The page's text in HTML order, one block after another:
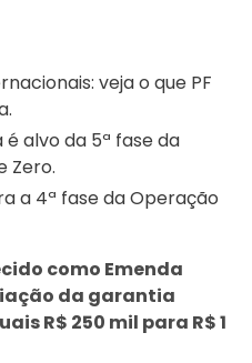
veja o que PF
alvo da 5ª fase da
Zero.
a 4ª fase da Operação
como Emenda
da garantia
R$ 250 mil para R$ 1